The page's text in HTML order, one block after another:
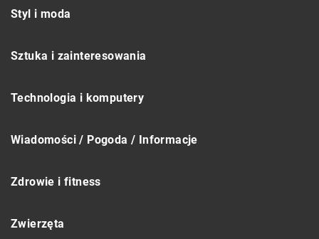
Styl i moda
Sztuka i zainteresowania
Technologia i komputery
Wiadomości / Pogoda / Informacje
Zdrowie i fitness
Zwierzęta